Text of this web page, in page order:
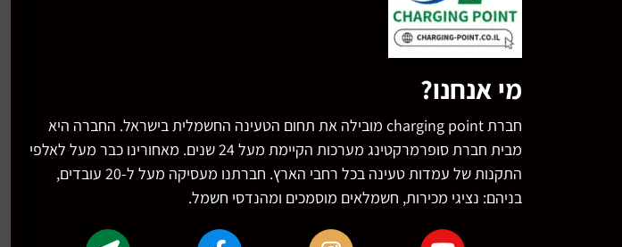
מי אנחנו?
חברת charging point מובילה את תחום הטעינה החשמלית בישראל. החברה היא
מבית חברת סופרמרקטינג מערכות הקיימת מעל 24 שנים. מאחורינו כבר מעל לאלפי
התקנות של עמדות טעינה בכל רחבי הארץ. חברתנו מעסיקה מעל ל-20 עובדים,
בניהם: נציגי מכירות, חשמלאים מוסמכים ומהנדסי חשמל.